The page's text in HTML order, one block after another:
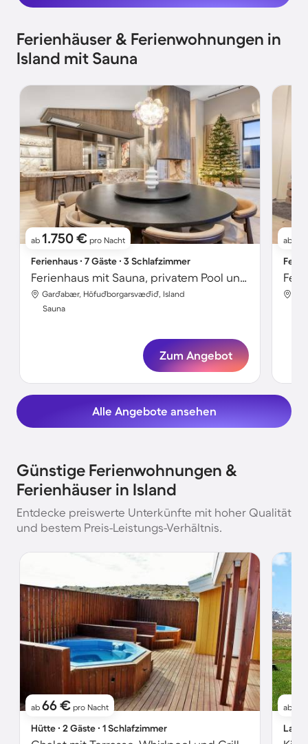
Ferienhäuser & Ferienwohnungen in
Island mit Sauna
ab 1.750 € pro Nacht
Ferienhaus ∙ 7 Gäste ∙ 3 Schlafzimmer
Ferienhaus mit Sauna, privatem Pool und Grill
Garðabær, Höfuðborgarsvæðið, Island
Sauna
Zum Angebot
ab
Alle Angebote ansehen
Günstige Ferienwohnungen &
Ferienhäuser in Island
Entdecke preiswerte Unterkünfte mit hoher Qualität
und bestem Preis-Leistungs-Verhältnis.
ab 66 € pro Nacht
Hütte ∙ 2 Gäste ∙ 1 Schlafzimmer
ab